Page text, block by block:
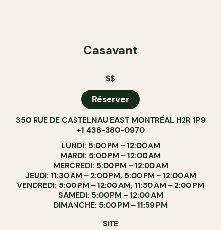
Casavant
$$
Réserver
350 RUE DE CASTELNAU EAST MONTRÉAL H2R 1P9
+1 438-380-0970
LUNDI: 5:00 PM – 12:00 AM
MARDI: 5:00 PM – 12:00 AM
MERCREDI: 5:00 PM – 12:00 AM
JEUDI: 11:30 AM – 2:00 PM, 5:00 PM – 12:00 AM
VENDREDI: 5:00 PM – 12:00 AM, 11:30 AM – 2:00 PM
SAMEDI: 5:00 PM – 12:00 AM
DIMANCHE: 5:00 PM – 11:59 PM
SITE